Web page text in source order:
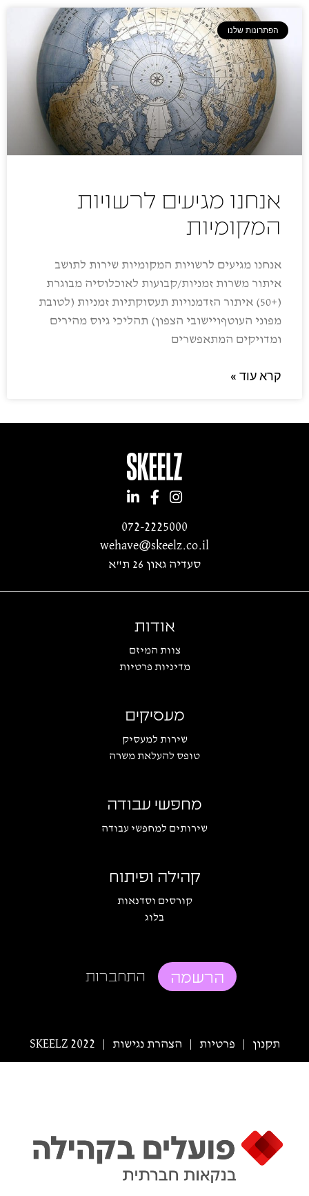
הפתרונות שלנו
אנחנו מגיעים לרשויות
המקומיות
אנחנו מגיעים לרשויות המקומיות שירות לתושב
איתור משרות זמניות/קבועות לאוכלוסיה מבוגרת
(+50) איתור הזדמנויות תעסוקתיות זמניות (לטובת
מפוני העוטףויישובי הצפון) תהליכי גיוס מהירים
ומדויקים המתאפשרים
קרא עוד »
072-2225000
wehave@skeelz.co.il
סעדיה גאון 26 ת"א
אודות
צוות המיזם
מדיניות פרטיות
מעסיקים
שירות למעסיק
טופס להעלאת משרה
מחפשי עבודה
שירותים למחפשי עבודה
קהילה ופיתוח
קורסים וסדנאות
בלוג
הרשמה התחברות
תקנון פרטיות הצהרת נגישות SKEELZ 2022